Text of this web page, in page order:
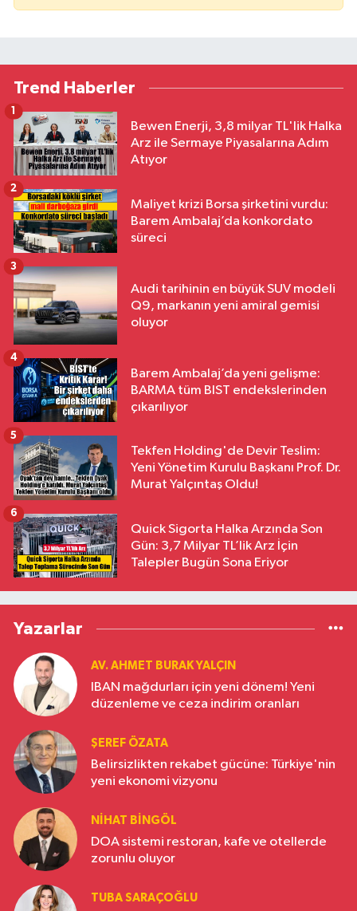
Trend Haberler
Bewen Enerji, 3,8 milyar TL'lik Halka
Arz ile Sermaye Piyasalarına Adım
Atıyor
1
Maliyet krizi Borsa şirketini vurdu:
Barem Ambalaj’da konkordato
süreci
2
Audi tarihinin en büyük SUV modeli
Q9, markanın yeni amiral gemisi
oluyor
3
Barem Ambalaj’da yeni gelişme:
BARMA tüm BIST endekslerinden
çıkarılıyor
4
Tekfen Holding'de Devir Teslim:
Yeni Yönetim Kurulu Başkanı Prof. Dr.
Murat Yalçıntaş Oldu!
5
Quick Sigorta Halka Arzında Son
Gün: 3,7 Milyar TL’lik Arz İçin
Talepler Bugün Sona Eriyor
6
Yazarlar
AV. AHMET BURAK YALÇIN
IBAN mağdurları için yeni dönem! Yeni
düzenleme ve ceza indirim oranları
ŞEREF ÖZATA
Belirsizlikten rekabet gücüne: Türkiye'nin
yeni ekonomi vizyonu
NIHAT BINGÖL
DOA sistemi restoran, kafe ve otellerde
zorunlu oluyor
TUBA SARAÇOĞLU